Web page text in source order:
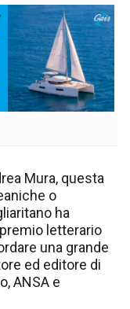
Mura, questa
o
ha
letterario
una grande
ed editore di
ANSA e